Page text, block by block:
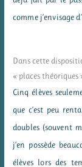
comme j’envisage
Dans cette
« places théoriques
Cinq élèves
que c’est peu
doubles (souvent
j’en possède
élèves lors des